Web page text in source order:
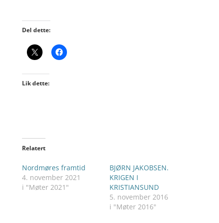
Del dette:
Lik dette:
Relatert
Nordmøres framtid
4. november 2021
i "Møter 2021"
BJØRN JAKOBSEN.
KRIGEN I
KRISTIANSUND
5. november 2016
i "Møter 2016"